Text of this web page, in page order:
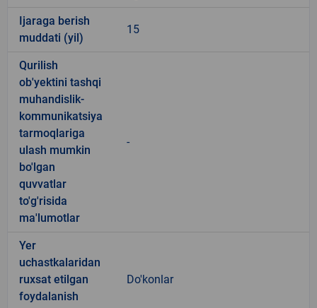
Ijaraga berish
muddati (yil)
15
Qurilish
ob'yektini tashqi
muhandislik-
kommunikatsiya
tarmoqlariga
ulash mumkin
bo'lgan
quvvatlar
to'g'risida
ma'lumotlar
-
Yer
uchastkalaridan
ruxsat etilgan
foydalanish
Do'konlar